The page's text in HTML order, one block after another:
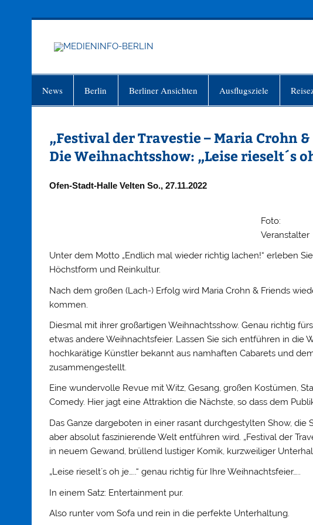
News Berlin Berliner Ansichten Ausflugsziele
„Festival der Travestie – Maria Crohn
Die Weihnachtsshow: „Leise rieselt´s
Ofen-Stadt-Halle Velten So., 27.11.2022
Foto:
Veranstalter
Unter dem Motto „Endlich mal wieder richtig lachen!“ erleben
Höchstform und Reinkultur.
Nach dem großen (Lach-) Erfolg wird Maria Crohn & Friends
kommen.
Diesmal mit ihrer großartigen Weihnachtsshow. Genau richtig
etwas andere Weihnachtsfeier. Lassen Sie sich entführen in die
hochkarätige Künstler bekannt aus namhaften Cabarets und
zusammengestellt.
Eine wundervolle Revue mit Witz, Gesang, großen Kostümen,
Comedy. Hier jagt eine Attraktion die Nächste, so dass dem
Das Ganze dargeboten in einer rasant durchgestylten Show,
aber absolut faszinierende Welt entführen wird. „Festival der
in neuem Gewand, brüllend lustiger Komik, kurzweiliger
„Leise rieselt´s oh je…..“ genau richtig für Ihre Weihnachtsfeier…..
In einem Satz: Entertainment pur.
Also runter vom Sofa und rein in die perfekte Unterhaltung.